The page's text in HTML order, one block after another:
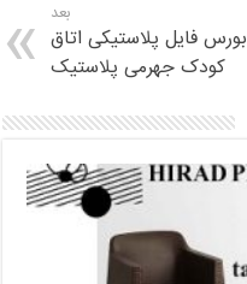
بعد
بورس فایل پلاستیکی اتاق
کودک جهرمی پلاستیک